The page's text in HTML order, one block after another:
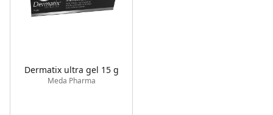
Dermatix ultra gel 15 g
Meda Pharma